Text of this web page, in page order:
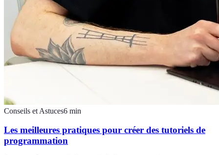
Conseils et Astuces6 min
Les meilleures pratiques pour créer des tutoriels de
programmation